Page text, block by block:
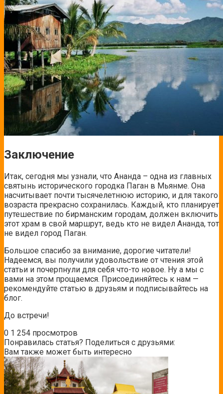
Заключение
Итак, сегодня мы узнали, что Ананда – одна из главных
святынь исторического городка Паган в Мьянме. Она
насчитывает почти тысячелетнюю историю, и для такого
возраста прекрасно сохранилась. Каждый, кто планирует
путешествие по бирманским городам, должен включить
этот храм в свой маршрут, ведь кто не видел Ананда, тот
не видел город Паган.
Большое спасибо за внимание, дорогие читатели!
Надеемся, вы получили удовольствие от чтения этой
статьи и почерпнули для себя что-то новое. Ну а мы с
вами на этом прощаемся. Присоединяйтесь к нам —
рекомендуйте статью в друзьям и подписывайтесь на
блог.
До встречи!
0 1 254 просмотров
Понравилась статья? Поделиться с друзьями:
Вам также может быть интересно